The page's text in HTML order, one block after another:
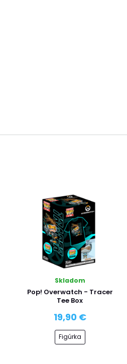
Skladom
Pop! Overwatch - Tracer
Tee Box
19,90 €
Figúrka